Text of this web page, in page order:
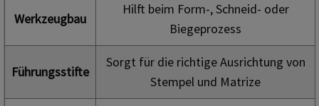
Werkzeugbau
Hilft beim Form-, Schneid- oder
Biegeprozess
Führungsstifte
Sorgt für die richtige Ausrichtung von
Stempel und Matrize